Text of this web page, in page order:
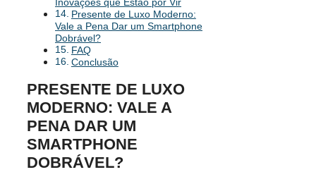
Presente de Luxo Moderno:
Vale a Pena Dar um Smartphone
Dobrável?
FAQ
Conclusão
PRESENTE DE LUXO
MODERNO: VALE A
PENA DAR UM
SMARTPHONE
DOBRÁVEL?